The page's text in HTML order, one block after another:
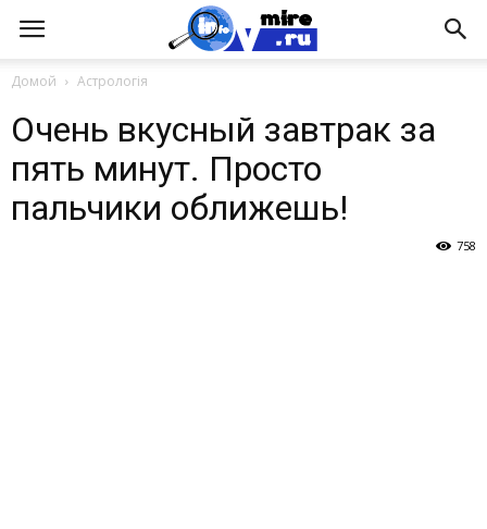
Домой Астрологія
Очень вкусный завтрак за
пять минут. Просто
пальчики оближешь!
758